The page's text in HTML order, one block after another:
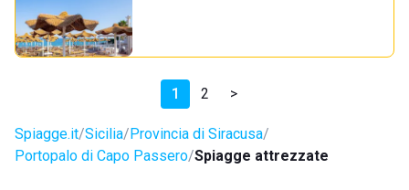
1 2 >
Spiagge.it Sicilia Provincia di Siracusa
Portopalo di Capo Passero Spiagge attrezzate